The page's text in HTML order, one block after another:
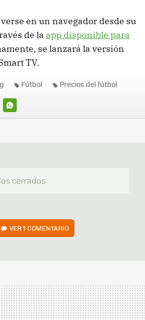
en un navegador desde su
de la app disponible para
se lanzará la versión
TV.
WHATSAPP
Fútbol Precios del fútbol
cerrados
VER1 COMENTARIO